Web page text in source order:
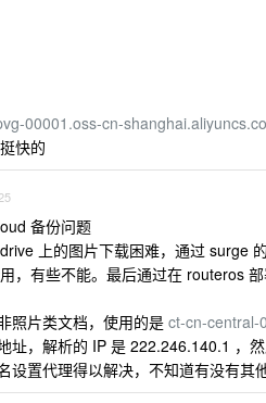
00001.oss-cn-
快的
备份问题
上的图片下载困难，通过 surge
，有些不能。最后通过在 routeros
照片类文档，使用的是 ct-cn-central-
址，解析的 IP 是 222.246.140.1 ，
设置代理得以解决，不知道有没有其